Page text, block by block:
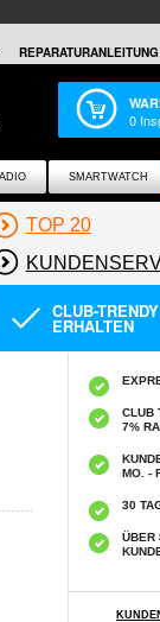
REPARATURANLEITUNG
0
SMARTWATCH
TOP 20
CLUB-
ERHALTEN
CLUB
7%
MO. -
30
ÜBER